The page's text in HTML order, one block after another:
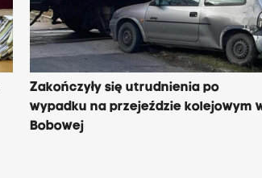
Zakończyły się utrudnienia po
wypadku na przejeździe kolejowym
Bobowej